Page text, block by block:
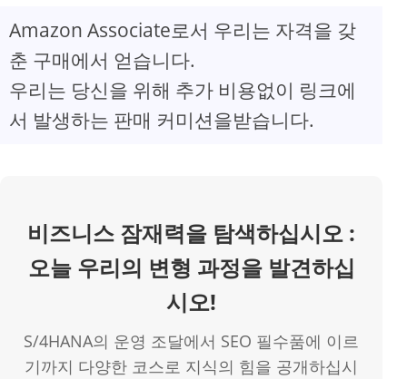
y
V
i
e
o
Amazon Associate로서 우리는 자격을 갖
춘 구매에서 얻습니다.
우리는 당신을 위해 추가 비용없이 링크에
서 발생하는 판매 커미션을받습니다.
비즈니스 잠재력을 탐색하십시오 :
오늘 우리의 변형 과정을 발견하십
시오!
S/4HANA의 운영 조달에서 SEO 필수품에 이르
기까지 다양한 코스로 지식의 힘을 공개하십시